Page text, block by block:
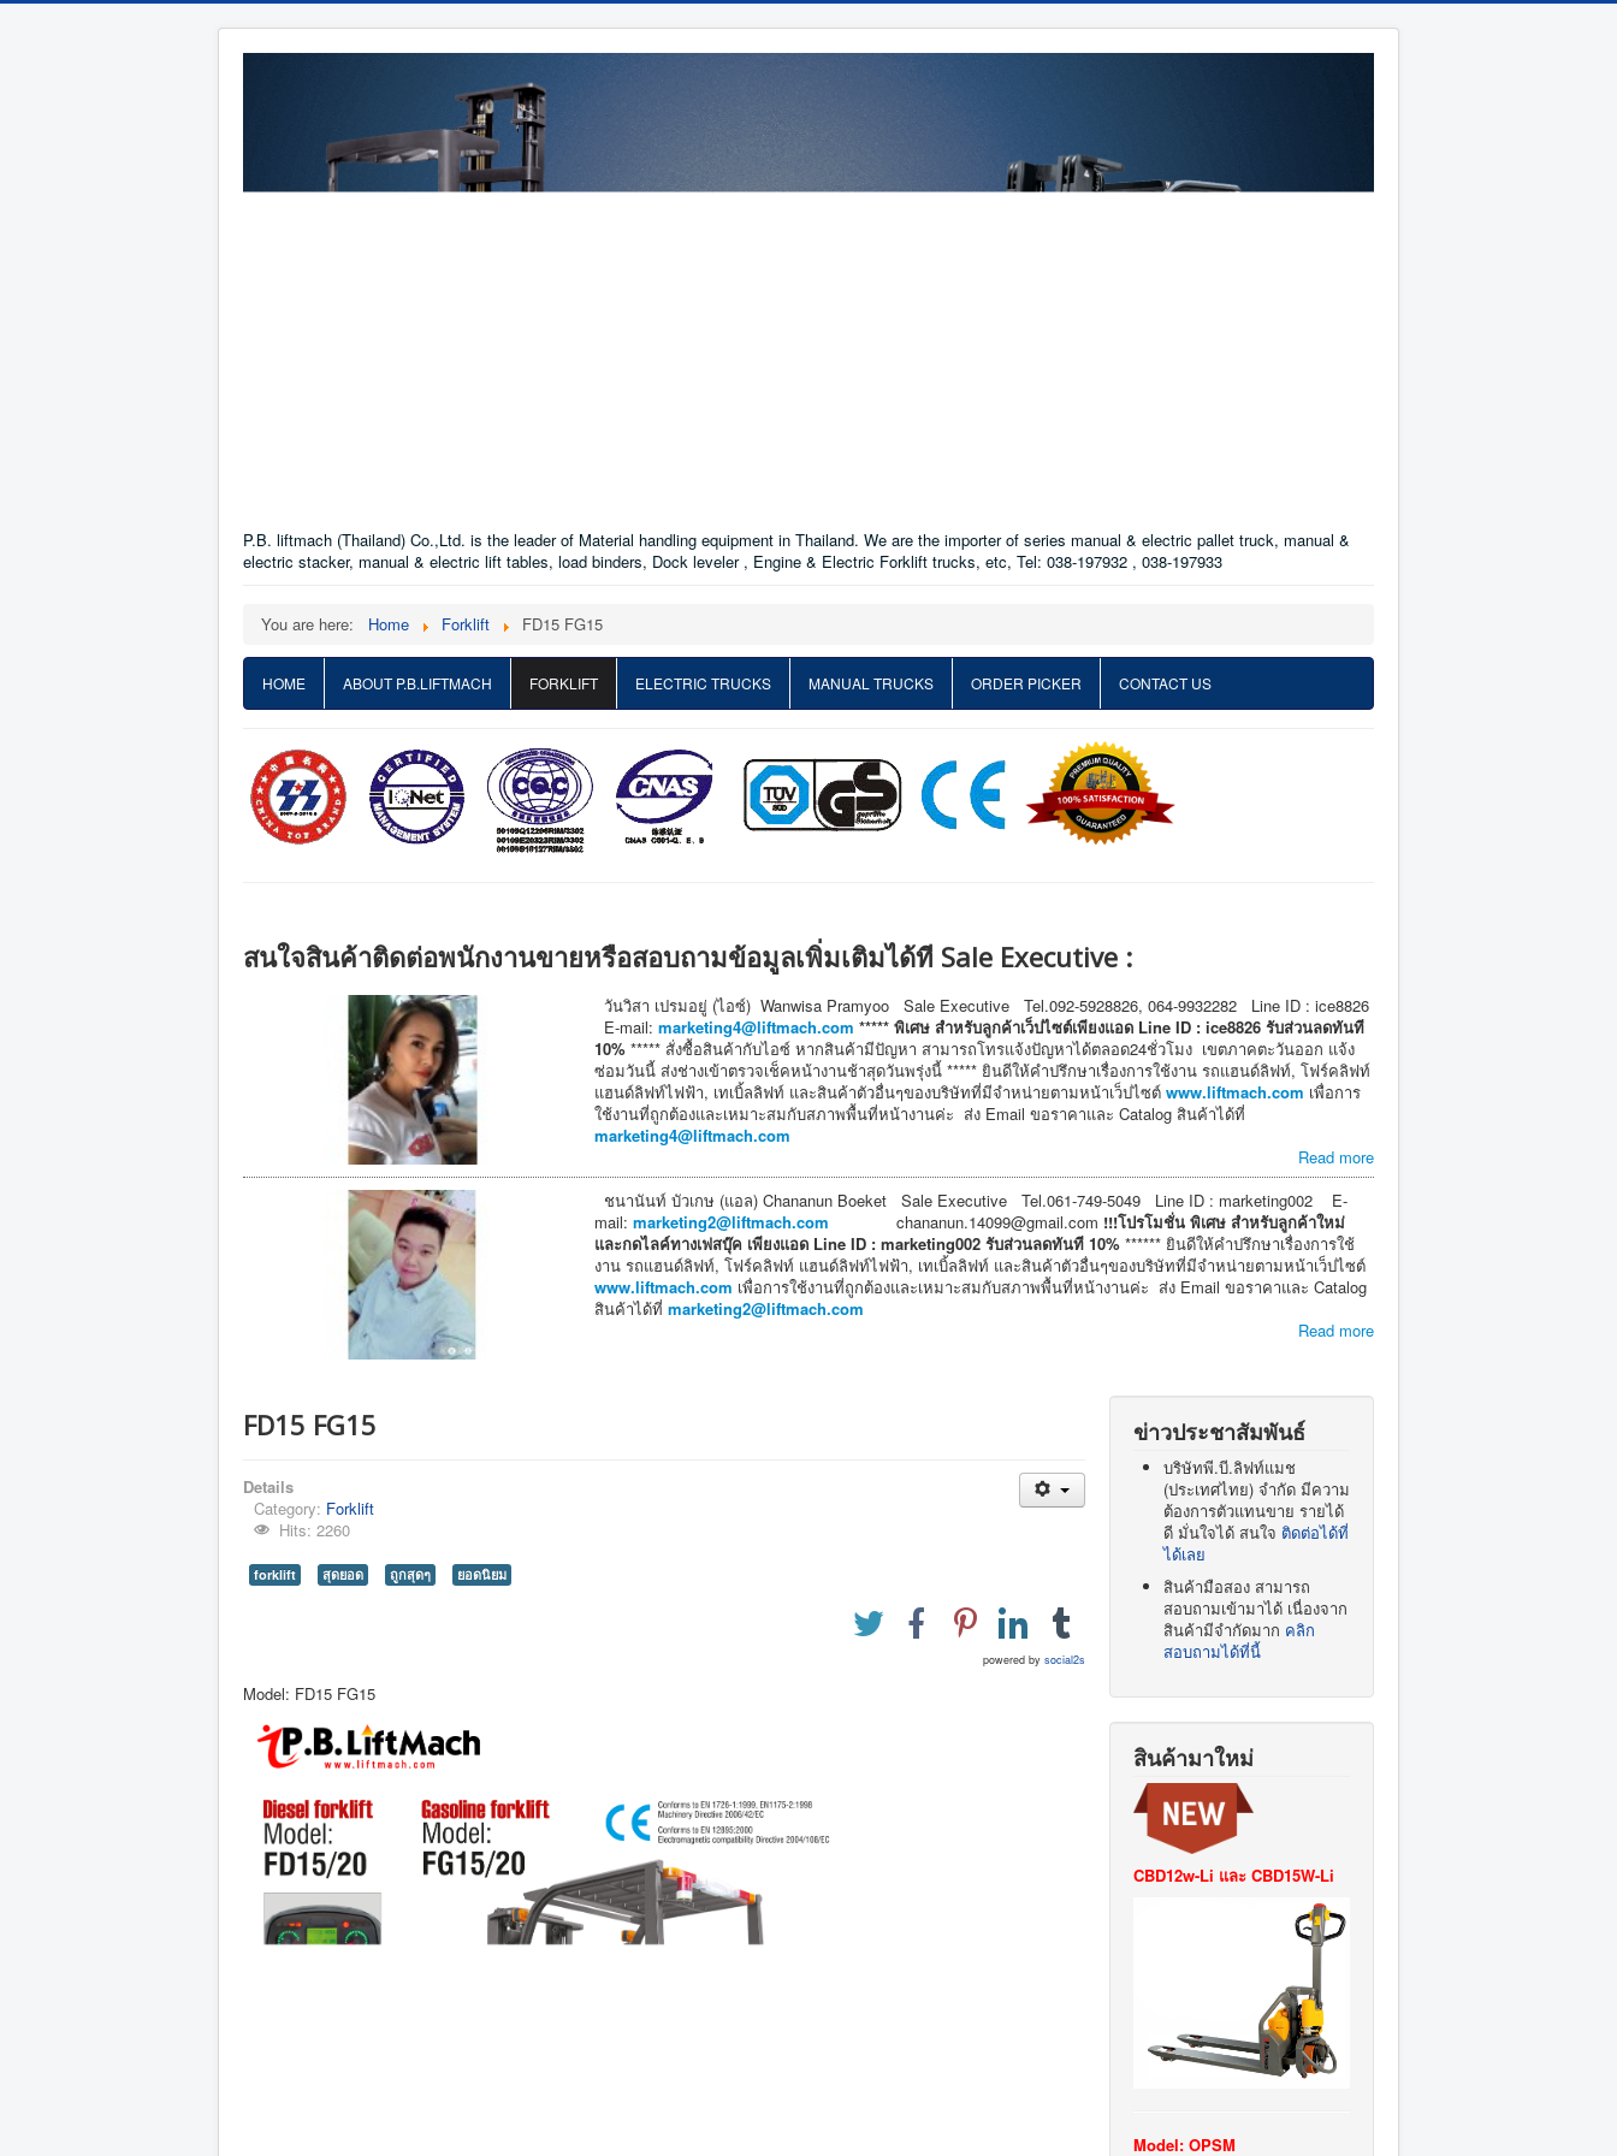
P.B. liftmach (Thailand) Co.,Ltd. is the leader of Material handling equipment in Thailand. We are the importer of series manual & electric pallet truck, manual &
electric stacker, manual & electric lift tables, load binders, Dock leveler , Engine & Electric Forklift trucks, etc, Tel: 038-197932 , 038-197933
You are here: Home Forklift FD15 FG15
HOME ABOUT P.B.LIFTMACH FORKLIFT ELECTRIC TRUCKS MANUAL TRUCKS ORDER PICKER CONTACT US
สนใจสินค้าติดต่อพนักงานขายหรือสอบถามข้อมูลเพิ่มเติมได้ที Sale Executive :
วันวิสา เปรมอยู่ (ไอซ์) Wanwisa Pramyoo Sale Executive Tel.092-5928826, 064-9932282 Line ID : ice8826
E-mail: marketing4@liftmach.com ***** พิเศษ สำหรับลูกค้าเว็ปไซต์เพียงแอด Line ID : ice8826 รับส่วนลดทันที
10% ***** สั่งซื้อสินค้ากับไอซ์ หากสินค้ามีปัญหา สามารถโทรแจ้งปัญหาได้ตลอด24ชั่วโมง เขตภาคตะวันออก แจ้ง
ซ่อมวันนี้ ส่งช่างเข้าตรวจเช็คหน้างานช้าสุดวันพรุ่งนี้ ***** ยินดีให้คำปรึกษาเรื่องการใช้งาน รถแฮนด์ลิฟท์, โฟร์คลิฟท์
แฮนด์ลิฟท์ไฟฟ้า, เทเบิ้ลลิฟท์ และสินค้าตัวอื่นๆของบริษัทที่มีจำหน่ายตามหน้าเว็ปไซต์ www.liftmach.com เพื่อการ
ใช้งานที่ถูกต้องและเหมาะสมกับสภาพพื้นที่หน้างานค่ะ ส่ง Email ขอราคาและ Catalog สินค้าได้ที่
marketing4@liftmach.com
Read more
ชนานันท์ บัวเกษ (แอล) Chananun Boeket Sale Executive Tel.061-749-5049 Line ID : marketing002 E-
mail: marketing2@liftmach.com chananun.14099@gmail.com !!!โปรโมชั่น พิเศษ สำหรับลูกค้าใหม่
และกดไลค์ทางเฟสบุ๊ค เพียงแอด Line ID : marketing002 รับส่วนลดทันที 10% ****** ยินดีให้คำปรึกษาเรื่องการใช้
งาน รถแฮนด์ลิฟท์, โฟร์คลิฟท์ แฮนด์ลิฟท์ไฟฟ้า, เทเบิ้ลลิฟท์ และสินค้าตัวอื่นๆของบริษัทที่มีจำหน่ายตามหน้าเว็ปไซต์
www.liftmach.com เพื่อการใช้งานที่ถูกต้องและเหมาะสมกับสภาพพื้นที่หน้างานค่ะ ส่ง Email ขอราคาและ Catalog
สินค้าได้ที่ marketing2@liftmach.com
Read more
FD15 FG15
Details
Category: Forklift
Hits: 2260
forklift สุดยอด ถูกสุดๆ ยอดนิยม
powered by social2s
Model: FD15 FG15
ข่าวประชาสัมพันธ์
บริษัทพี.บี.ลิฟท์แมช
(ประเทศไทย) จำกัด มีความ
ต้องการตัวแทนขาย รายได้
ดี มั่นใจได้ สนใจ ติดต่อได้ที่
ได้เลย
สินค้ามือสอง สามารถ
สอบถามเข้ามาได้ เนื่องจาก
สินค้ามีจำกัดมาก คลิก
สอบถามได้ที่นี้
สินค้ามาใหม่
CBD12w-Li และ CBD15W-Li
Model: OPSM